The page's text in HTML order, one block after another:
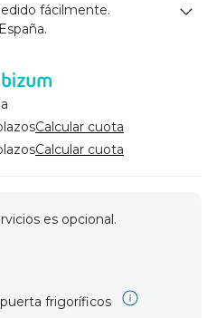
fácilmente.
Calcular cuota
Calcular cuota
es opcional.
frigoríficos